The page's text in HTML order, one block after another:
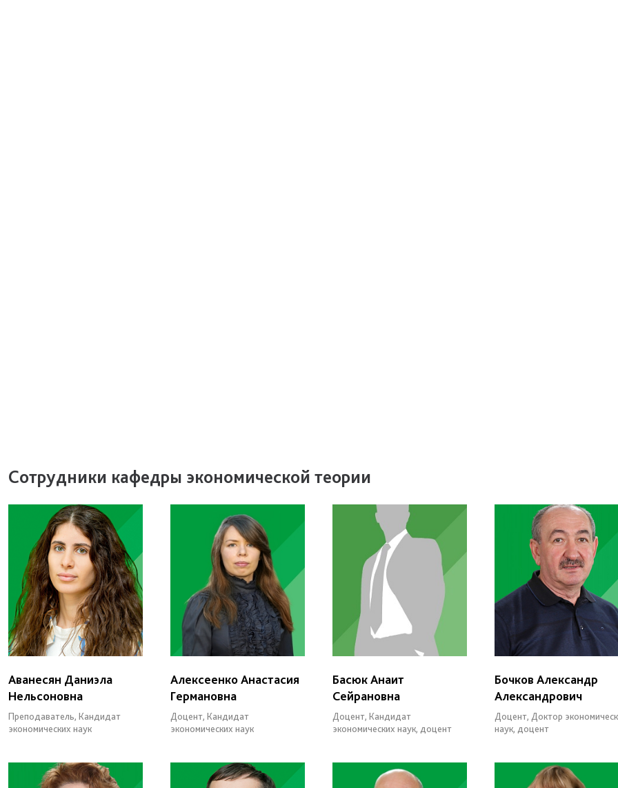
Сотрудники кафедры экономической теории
Аванесян Даниэла
Нельсоновна
Преподаватель, Кандидат
экономических наук
Алексеенко Анастасия
Германовна
Доцент, Кандидат
экономических наук
Басюк Анаит
Сейрановна
Доцент, Кандидат
экономических наук, доцент
Бочков Александр
Александрович
Доцент, Доктор
наук, доцент